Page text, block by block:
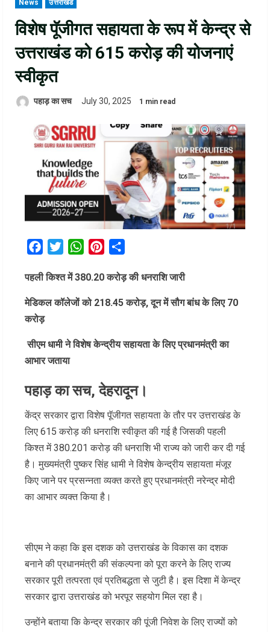
News उत्तराखंड
विशेष पॅूजीगत सहायता के रूप में केन्द्र से
उत्तराखंड को 615 करोड़ की योजनाएं
स्वीकृत
पहाड़ का सच July 30, 2025 1 min read
FacebookTwitterWhatsAppPinterest
पहली किश्त में 380.20 करोड़ की धनराशि जारी
मेडिकल कॉलेजों को 218.45 करोड़, दून में सौग बांध के लिए 70
करोड़
सीएम धामी ने विशेष केन्द्रीय सहायता के लिए प्रधानमंत्री का
आभार जताया
पहाड़ का सच, देहरादून।
केंद्र सरकार द्वारा विशेष पॅूजीगत सहायता के तौर पर उत्तराखंड के
लिए 615 करोड़ की धनराशि स्वीकृत की गई है जिसकी पहली
किश्त में 380.201 करोड़ की धनराशि भी राज्य को जारी कर दी गई
है। मुख्यमंत्री पुष्कर सिंह धामी ने विशेष केन्द्रीय सहायता मंजूर
किए जाने पर प्रसन्नता व्यक्त करते हुए प्रधानमंत्री नरेन्द्र मोदी
का आभार व्यक्त किया है।
सीएम ने कहा कि इस दशक को उत्तराखंड के विकास का दशक
बनाने की प्रधानमंत्री की संकल्पना को पूरा करने के लिए राज्य
सरकार पूरी तत्परता एवं प्रतिबद्धता से जुटी है। इस दिशा में केन्द्र
सरकार द्वारा उत्तराखंड को भरपूर सहयोग मिल रहा है।
उन्होंने बताया कि केन्द्र सरकार की पूंजी निवेश के लिए राज्यों को